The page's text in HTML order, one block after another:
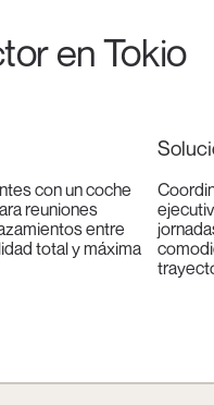
en Tokio
con un coche
reuniones
entre
total y máxima